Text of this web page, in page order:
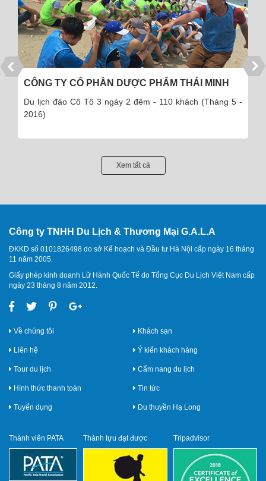
CÔNG TY CỔ PHẦN DƯỢC PHẨM THÁI MINH
Du lịch đảo Cô Tô 3 ngày 2 đêm - 110 khách (Tháng 5 -
2016)
Xem tất cả
Công ty TNHH Du Lịch & Thương Mại G.A.L.A
ĐKKD số 0101826498 do sở Kế hoạch và Đầu tư Hà Nội cấp ngày 16 tháng
11 năm 2005.
Giấy phép kinh doanh Lữ Hành Quốc Tế do Tổng Cục Du Lịch Việt Nam cấp
ngày 23 tháng 8 năm 2012.
Về chúng tôi
Liên hệ
Tour du lịch
Hình thức thanh toán
Tuyển dụng
Khách sạn
Ý kiến khách hàng
Cẩm nang du lịch
Tin tức
Du thuyền Hạ Long
Thành viên PATA Thành tựu đạt được Tripadvisor